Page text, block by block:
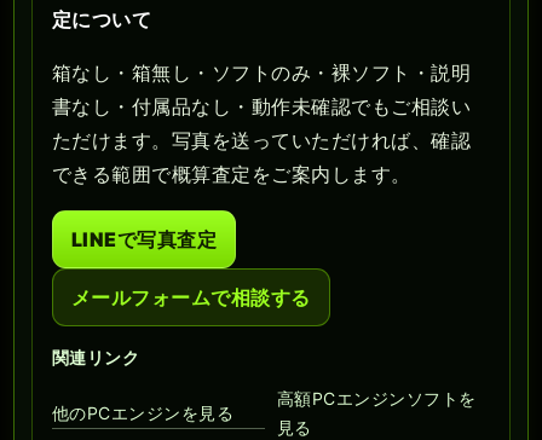
定について
箱なし・箱無し・ソフトのみ・裸ソフト・説明
書なし・付属品なし・動作未確認でもご相談い
ただけます。写真を送っていただければ、確認
できる範囲で概算査定をご案内します。
LINEで写真査定
メールフォームで相談する
関連リンク
他のPCエンジンを見る
高額PCエンジンソフトを
見る